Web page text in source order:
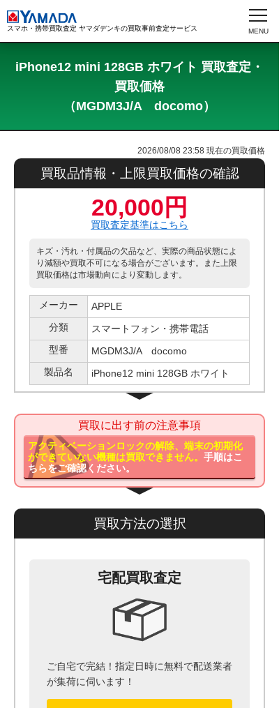
スマホ・携帯買取査定 ヤマダデンキの買取事前査定サービス
iPhone12 mini 128GB ホワイト 買取査定・
買取価格
（MGDM3J/A docomo）
2026/08/08 23:58 現在の買取価格
買取品情報・上限買取価格の確認
20,000円
買取査定基準はこちら
キズ・汚れ・付属品の欠品など、実際の商品状態によ
り減額や買取不可になる場合がございます。また上限
買取価格は市場動向により変動します。
メーカー
APPLE
分類
スマートフォン・携帯電話
型番
MGDM3J/A docomo
製品名
iPhone12 mini 128GB ホワイト
買取に出す前の注意事項
アクティベーションロックの解除、端末の初期化
ができていない機種は買取できません。手順はこ
ちらをご確認ください。
買取方法の選択
宅配買取査定
ご自宅で完結！指定日時に無料で配送業者
が集荷に伺います！